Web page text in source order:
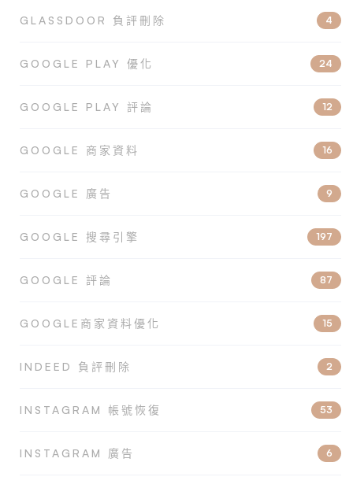
GLASSDOOR 負評刪除 4
GOOGLE PLAY 優化 24
GOOGLE PLAY 評論 12
GOOGLE 商家資料 16
GOOGLE 廣告 9
GOOGLE 搜尋引擎 197
GOOGLE 評論 87
GOOGLE商家資料優化 15
INDEED 負評刪除 2
INSTAGRAM 帳號恢復 53
INSTAGRAM 廣告 6